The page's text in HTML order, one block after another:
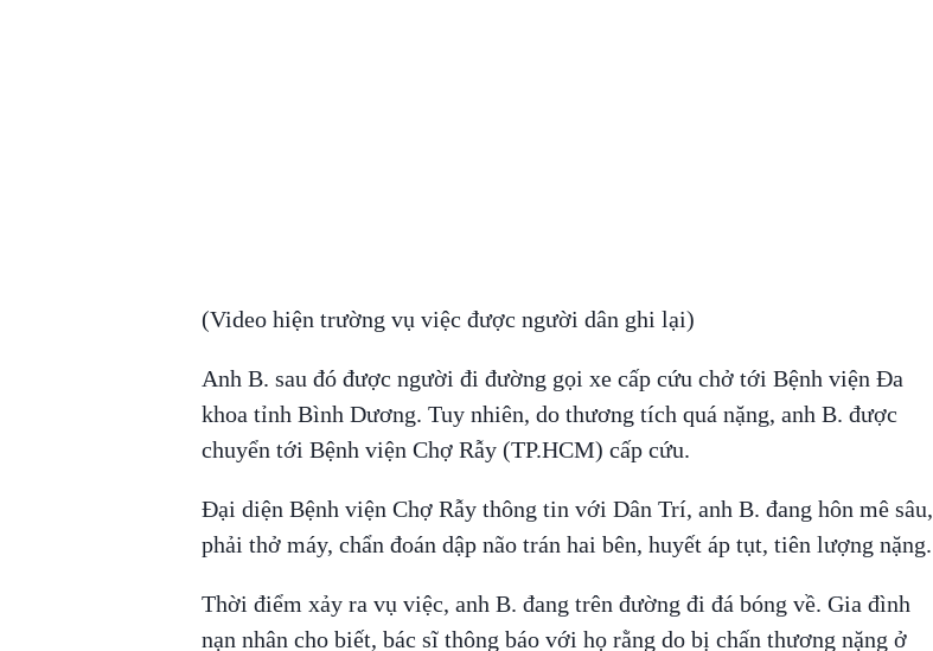
(Video hiện trường vụ việc được người dân ghi lại)
Anh B. sau đó được người đi đường gọi xe cấp cứu chở tới Bệnh viện Đa
khoa tỉnh Bình Dương. Tuy nhiên, do thương tích quá nặng, anh B. được
chuyển tới Bệnh viện Chợ Rẫy (TP.HCM) cấp cứu.
Đại diện Bệnh viện Chợ Rẫy thông tin với Dân Trí, anh B. đang hôn mê sâu,
phải thở máy, chẩn đoán dập não trán hai bên, huyết áp tụt, tiên lượng nặng.
Thời điểm xảy ra vụ việc, anh B. đang trên đường đi đá bóng về. Gia đình
nạn nhân cho biết, bác sĩ thông báo với họ rằng do bị chấn thương nặng ở